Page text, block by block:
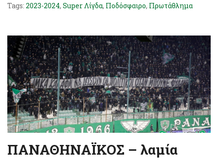
Tags: 2023-2024, Super Λίγδα, Ποδόσφαιρο, Πρωτάθλημα
ΠΑΝΑΘΗΝΑΪΚΟΣ – λαμία